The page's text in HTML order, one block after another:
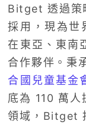
Bitget 透過策
採用，現為世
在東亞、東南
合作夥伴。秉
合國兒童基金
底為 110 萬人
領域，Bitget